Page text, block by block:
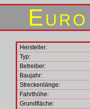
Hersteller:
Typ:
Betreiber:
Baujahr:
Streckenlänge:
Fahrthöhe:
Grundfläche: